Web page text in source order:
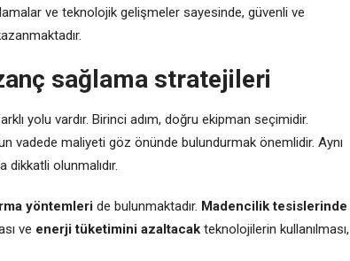
ve teknolojik gelişmeler sayesinde, güvenli ve
sağlama stratejileri
yolu vardır. Birinci adım, doğru ekipman seçimidir.
vadede maliyeti göz önünde bulundurmak önemlidir. Aynı
dikkatli olunmalıdır.
yöntemleri de bulunmaktadır. Madencilik tesislerinde
ve enerji tüketimini azaltacak teknolojilerin kullanılması,